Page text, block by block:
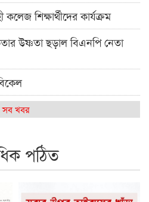
শিক্ষার্থীদের কার্যক্রম
উষ্ণতা ছড়াল বিএনপি নেতা
মধ্যবিত্তরা
ও পুরস্কার বিতরণ
শাখাওয়াত পেলেন স্টার এক্সিলেন্স
সব খবর
পঠিত